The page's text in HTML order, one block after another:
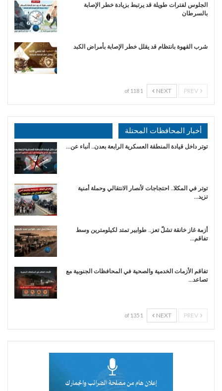
الجلوس لفترات طويلة قد يرتبط بزيادة خطر الإصابة
بالسرطان
شرب القهوة بانتظام قد يقلل خطر الإصابة بأمراض الكبد
NEXT
1 of 118
أخبار المحافظات المحتلة
توتر داخل قيادة المنطقة العسكرية الرابعة بعدن.. أنباء عن…
توتر في المكلا.. احتجاجات لأنصار الانتقالي وحملة أمنية
تزيد…
أزمة غاز خانقة تشلّ تعز.. طوابير تمتد لكيلومترين وسط
تفاقم…
تفاقم الأزمات الخدمية والصحية في المحافظات الجنوبية مع
تصاعد…
NEXT
1 of 135